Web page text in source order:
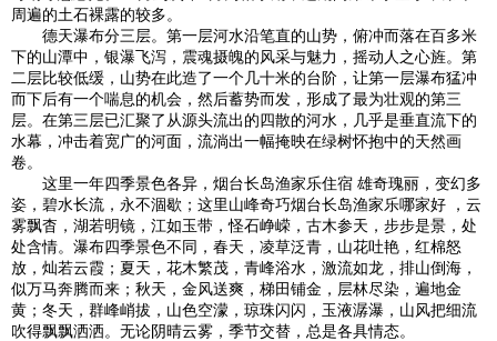
周遍的土石裸露的较多。
德天瀑布分三层。第一层河水沿笔直的山势，俯冲而落在百多米
下的山潭中，银瀑飞泻，震魂摄魄的风采与魅力，摇动人之心旌。第
二层比较低缓，山势在此造了一个几十米的台阶，让第一层瀑布猛冲
而下后有一个喘息的机会，然后蓄势而发，形成了最为壮观的第三
层。在第三层已汇聚了从源头流出的四散的河水，几乎是垂直流下的
水幕，冲击着宽广的河面，流淌出一幅掩映在绿树怀抱中的天然画
卷。
这里一年四季景色各异，烟台长岛渔家乐住宿 雄奇瑰丽，变幻多
姿，碧水长流，永不涸歇；这里山峰奇巧烟台长岛渔家乐哪家好 ，云
雾飘杳，湖若明镜，江如玉带，怪石峥嵘，古木参天，步步是景，处
处含情。瀑布四季景色不同，春天，凌草泛青，山花吐艳，红棉怒
放，灿若云霞；夏天，花木繁茂，青峰浴水，激流如龙，排山倒海，
似万马奔腾而来；秋天，金风送爽，梯田铺金，层林尽染，遍地金
黄；冬天，群峰峭拔，山色空濛，琼珠闪闪，玉液潺瀑，山风把细流
吹得飘飘洒洒。无论阴晴云雾，季节交替，总是各具情态。